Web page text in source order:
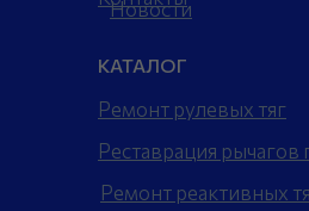
Ремонт рулевых тяг
Реставрация рычагов
КАТАЛОГ
Ремонт реактивных
Новости